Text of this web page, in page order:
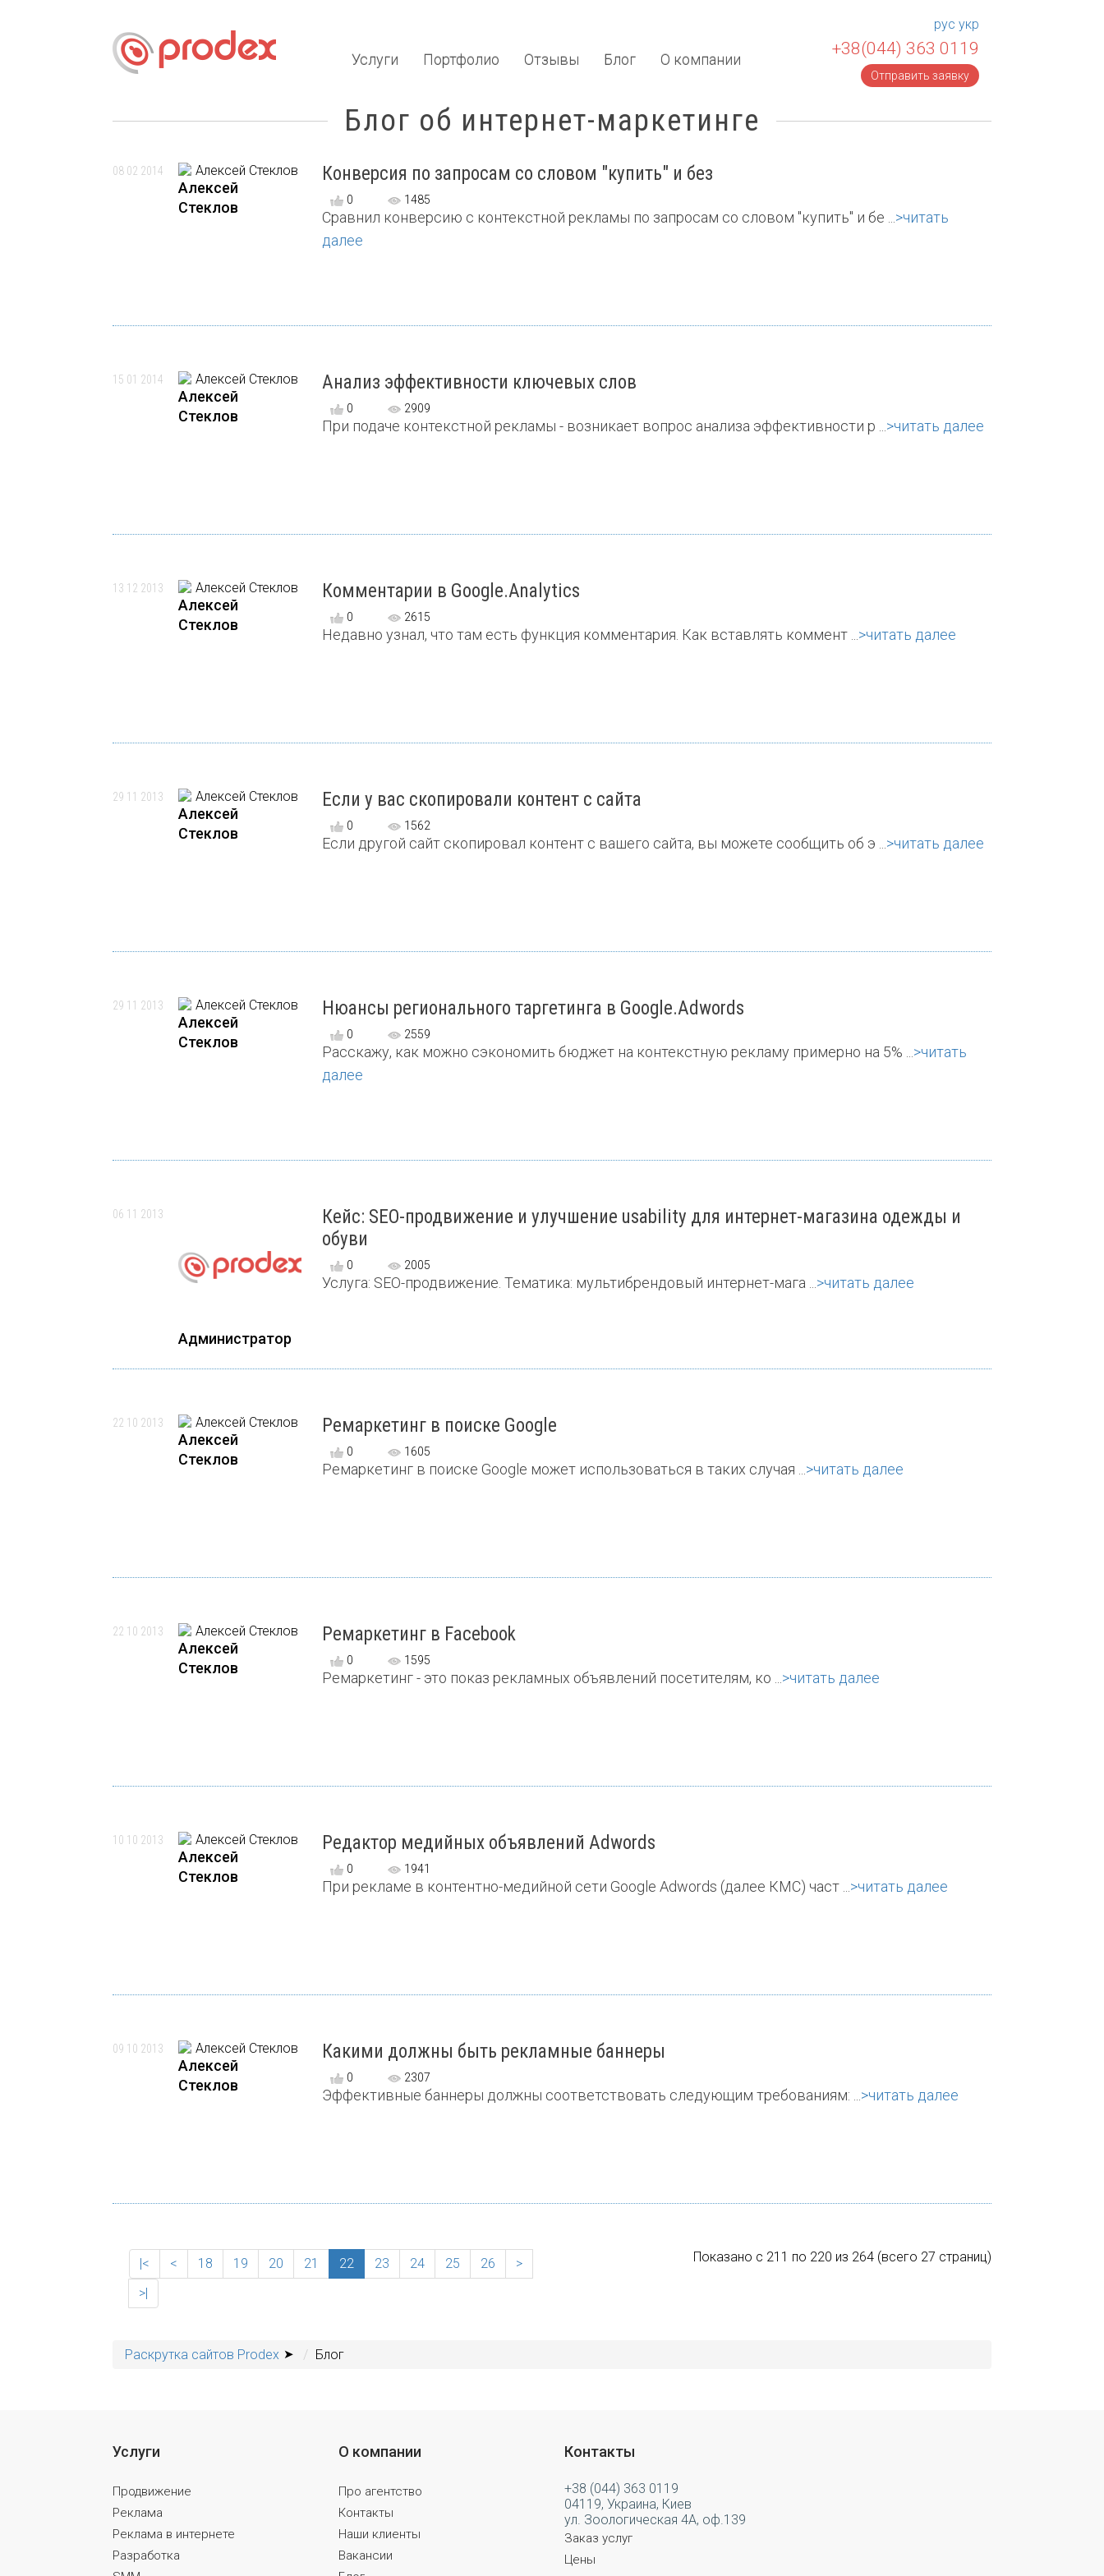
Услуги Портфолио Отзывы Блог О компании
рус укр
+38(044) 363 0119
Отправить заявку
Блог об интернет-маркетинге
08 02 2014
Алексей
Стеклов
Конверсия по запросам со словом "купить" и без
0 1485
Сравнил конверсию с контекстной рекламы по запросам со словом "купить" и бе ... >читать
далее
15 01 2014
Алексей
Стеклов
Анализ эффективности ключевых слов
0 2909
При подаче контекстной рекламы - возникает вопрос анализа эффективности р ... >читать далее
13 12 2013
Алексей
Стеклов
Комментарии в Google.Analytics
0 2615
Недавно узнал, что там есть функция комментария. Как вставлять коммент ... >читать далее
29 11 2013
Алексей
Стеклов
Если у вас скопировали контент с сайта
0 1562
Если другой сайт скопировал контент с вашего сайта, вы можете сообщить об э ... >читать далее
29 11 2013
Алексей
Стеклов
Нюансы регионального таргетинга в Google.Adwords
0 2559
Расскажу, как можно сэкономить бюджет на контекстную рекламу примерно на 5% ... >читать
далее
06 11 2013
Администратор
Кейс: SEO-продвижение и улучшение usability для интернет-магазина одежды и
обуви
0 2005
Услуга: SEO-продвижение. Тематика: мультибрендовый интернет-мага ... >читать далее
22 10 2013
Алексей
Стеклов
Ремаркетинг в поиске Google
0 1605
Ремаркетинг в поиске Google может использоваться в таких случая ... >читать далее
22 10 2013
Алексей
Стеклов
Ремаркетинг в Facebook
0 1595
Ремаркетинг - это показ рекламных объявлений посетителям, ко ... >читать далее
10 10 2013
Алексей
Стеклов
Редактор медийных объявлений Adwords
0 1941
При рекламе в контентно-медийной сети Google Adwords (далее КМС) част ... >читать далее
09 10 2013
Алексей
Стеклов
Какими должны быть рекламные баннеры
0 2307
Эффективные баннеры должны соответствовать следующим требованиям: ... >читать далее
|< < 18 19 20 21 22 23 24 25 26
>
>|
Показано с 211 по 220 из 264 (всего 27 страниц)
Раскрутка сайтов Prodex Блог
Услуги
Продвижение
Реклама
Реклама в интернете
Разработка
О компании
Про агентство
Контакты
Наши клиенты
Вакансии
Контакты
+38 (044) 363 0119
04119, Украина, Киев
ул. Зоологическая 4А, оф.139
Заказ услуг
Цены